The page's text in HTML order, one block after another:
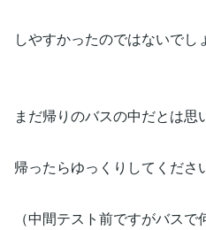
しやすかったのではないでし
まだ帰りのバスの中だとは思
帰ったらゆっくりしてくださ
（中間テスト前ですがバスで